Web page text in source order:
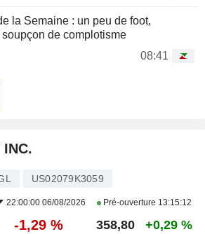
la Semaine : un peu de foot,
de complotisme
08:41
US02079K3059
22:00:00 06/08/2026 Pré-ouverture 13:15:12
-1,29 % 358,80 +0,29 %